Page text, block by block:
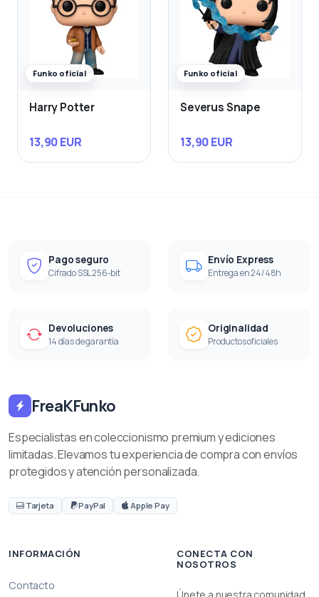
Funko oficial
Harry Potter
13,90 EUR
Funko oficial
Severus Snape
13,90 EUR
Pago seguro
Cifrado SSL 256-bit
Envío Express
Entrega en 24/48h
Devoluciones
14 días de garantía
Originalidad
Productos oficiales
FreaKFunko
Especialistas en coleccionismo premium y ediciones
limitadas. Elevamos tu experiencia de compra con envíos
protegidos y atención personalizada.
Tarjeta PayPal Apple Pay
INFORMACIÓN
Contacto
CONECTA CON
NOSOTROS